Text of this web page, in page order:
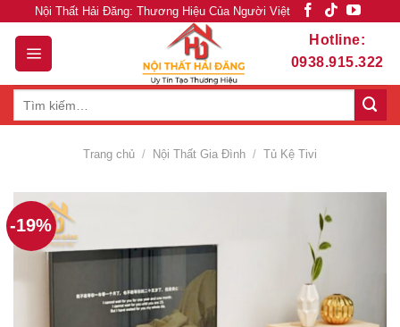
content
Nội Thất Hải Đăng: Thương Hiệu Của Người Việt
Hotline:
0938.915.322
Trang chủ / Nội Thất Gia Đình / Tủ Kệ Tivi
-19%